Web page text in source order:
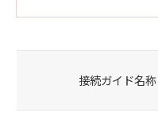
接続ガイド名称